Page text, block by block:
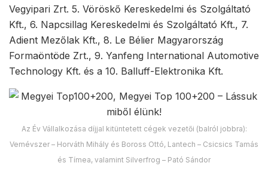
Vegyipari Zrt. 5. Vöröskő Kereskedelmi és Szolgáltató
Kft., 6. Napcsillag Kereskedelmi és Szolgáltató Kft., 7.
Adient Mezőlak Kft., 8. Le Bélier Magyarország
Formaöntöde Zrt., 9. Yanfeng International Automotive
Technology Kft. és a 10. Balluff-Elektronika Kft.
Az Év Vállalkozása díjjal kitüntetett cégek vezetői (balról jobbra):
Vemévszer – Horváth Mihály és Boross Ottó, Lantech – Csicsics Tamás
és Tímea, valamint Silverfrog – Pató Sándor